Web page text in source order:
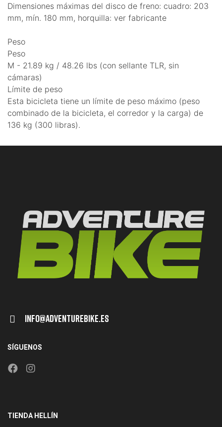
Dimensiones máximas del disco de freno: cuadro: 203
mm, mín. 180 mm, horquilla: ver fabricante
Peso
Peso
M - 21.89 kg / 48.26 lbs (con sellante TLR, sin
cámaras)
Límite de peso
Esta bicicleta tiene un límite de peso máximo (peso
combinado de la bicicleta, el corredor y la carga) de
136 kg (300 libras).
Info@adventurebike.es
SÍGUENOS
TIENDA HELLÍN